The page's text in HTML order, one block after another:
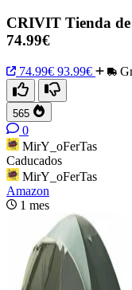
CRIVIT Tienda
74.99€
74.99€ 93.99€
565
0
MirY_oFerTas
Caducados
MirY_oFerTas
Amazon
1 mes